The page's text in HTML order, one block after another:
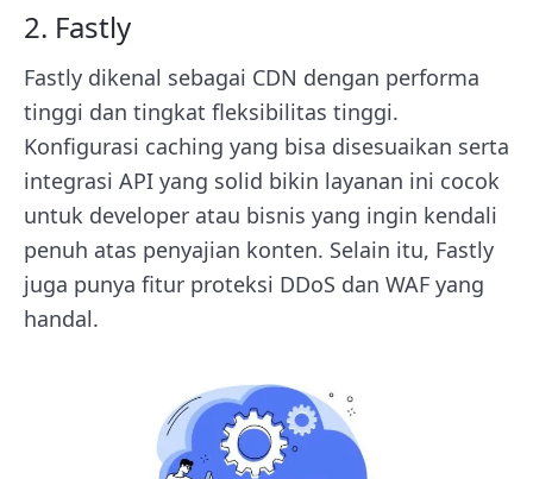
2. Fastly
Fastly dikenal sebagai CDN dengan performa
tinggi dan tingkat fleksibilitas tinggi.
Konfigurasi caching yang bisa disesuaikan serta
integrasi API yang solid bikin layanan ini cocok
untuk developer atau bisnis yang ingin kendali
penuh atas penyajian konten. Selain itu, Fastly
juga punya fitur proteksi DDoS dan WAF yang
handal.